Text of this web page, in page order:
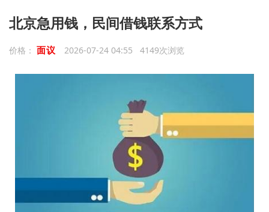
北京急用钱，民间借钱联系方式
价格： 面议 2026-07-24 04:55 4149次浏览